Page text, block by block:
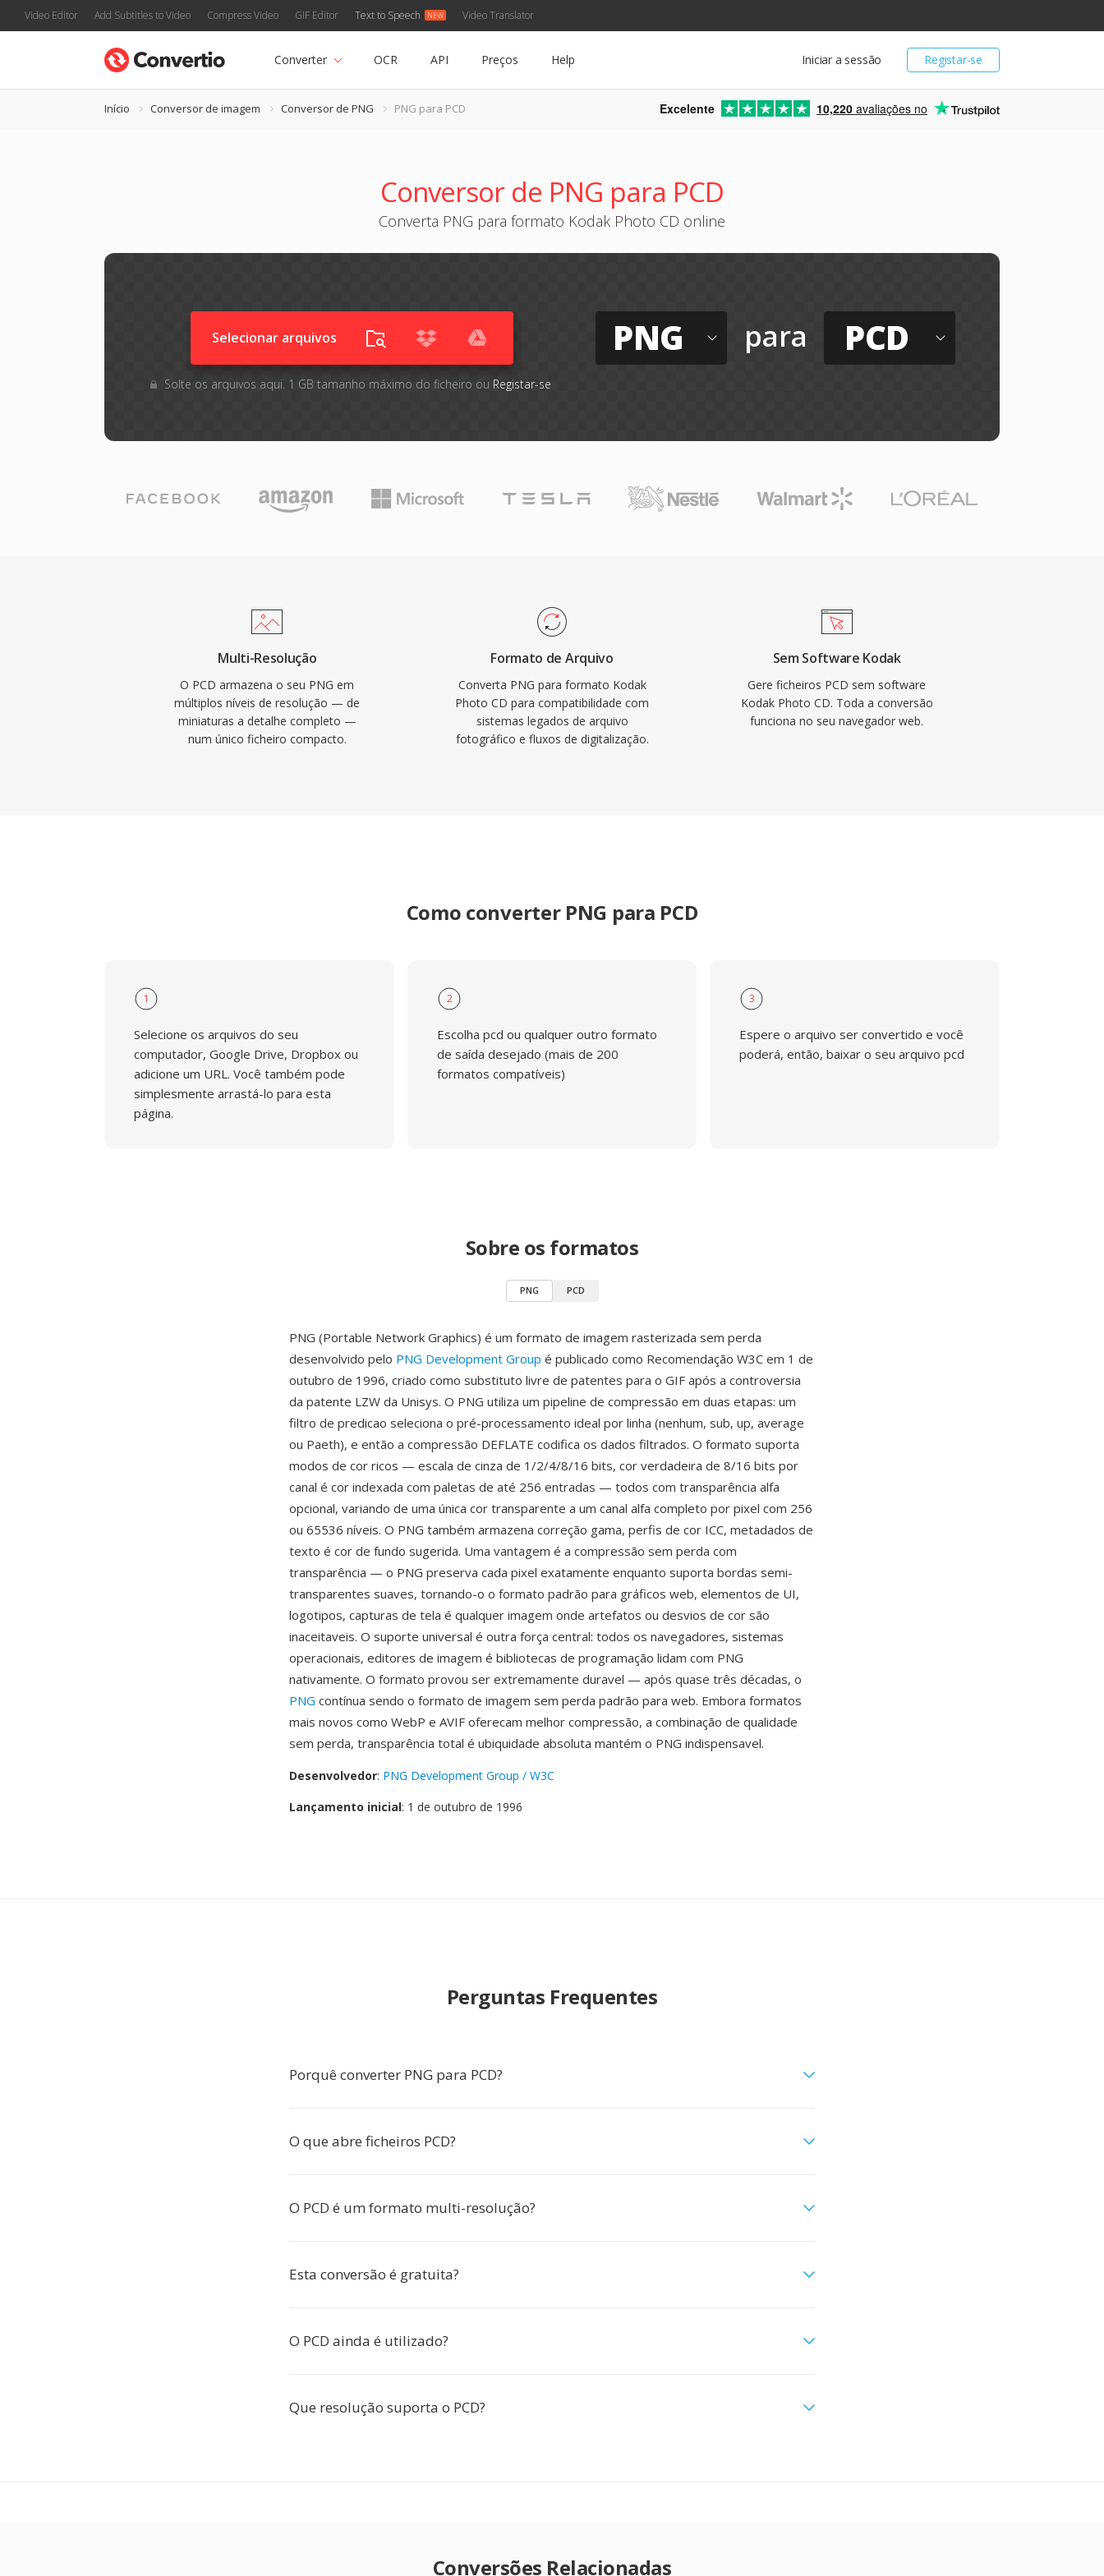
Video Editor Add Subtitles to Video Compress Video GIF Editor Text to Speech Video Translator
Registar-se
Iniciar a sessão
Converter OCR API Preços Help
Início Conversor de imagem Conversor de PNG PNG para PCD Excelente 10,220 avaliações no
Conversor de PNG para PCD
Converta PNG para formato Kodak Photo CD online
Selecionar arquivos
Solte os arquivos aqui. 1 GB tamanho máximo do ficheiro ou Registar-se
PNG para PCD
Multi-Resolução
O PCD armazena o seu PNG em
múltiplos níveis de resolução — de
miniaturas a detalhe completo —
num único ficheiro compacto.
Formato de Arquivo
Converta PNG para formato Kodak
Photo CD para compatibilidade com
sistemas legados de arquivo
fotográfico e fluxos de digitalização.
Sem Software Kodak
Gere ficheiros PCD sem software
Kodak Photo CD. Toda a conversão
funciona no seu navegador web.
Como converter PNG para PCD
1
Selecione os arquivos do seu
computador, Google Drive, Dropbox ou
adicione um URL. Você também pode
simplesmente arrastá-lo para esta
página.
2
Escolha pcd ou qualquer outro formato
de saída desejado (mais de 200
formatos compatíveis)
3
Espere o arquivo ser convertido e você
poderá, então, baixar o seu arquivo pcd
Sobre os formatos
PNG PCD
PNG (Portable Network Graphics) é um formato de imagem rasterizada sem perda
desenvolvido pelo PNG Development Group é publicado como Recomendação W3C em 1 de
outubro de 1996, criado como substituto livre de patentes para o GIF após a controversia
da patente LZW da Unisys. O PNG utiliza um pipeline de compressão em duas etapas: um
filtro de predicao seleciona o pré-processamento ideal por linha (nenhum, sub, up, average
ou Paeth), e então a compressão DEFLATE codifica os dados filtrados. O formato suporta
modos de cor ricos — escala de cinza de 1/2/4/8/16 bits, cor verdadeira de 8/16 bits por
canal é cor indexada com paletas de até 256 entradas — todos com transparência alfa
opcional, variando de uma única cor transparente a um canal alfa completo por pixel com 256
ou 65536 níveis. O PNG também armazena correção gama, perfis de cor ICC, metadados de
texto é cor de fundo sugerida. Uma vantagem é a compressão sem perda com
transparência — o PNG preserva cada pixel exatamente enquanto suporta bordas semi-
transparentes suaves, tornando-o o formato padrão para gráficos web, elementos de UI,
logotipos, capturas de tela é qualquer imagem onde artefatos ou desvios de cor são
inaceitaveis. O suporte universal é outra força central: todos os navegadores, sistemas
operacionais, editores de imagem é bibliotecas de programação lidam com PNG
nativamente. O formato provou ser extremamente duravel — após quase três décadas, o
PNG contínua sendo o formato de imagem sem perda padrão para web. Embora formatos
mais novos como WebP e AVIF oferecam melhor compressão, a combinação de qualidade
sem perda, transparência total é ubiquidade absoluta mantém o PNG indispensavel.
Desenvolvedor: PNG Development Group / W3C
Lançamento inicial: 1 de outubro de 1996
Perguntas Frequentes
Porquê converter PNG para PCD?
O que abre ficheiros PCD?
O PCD é um formato multi-resolução?
Esta conversão é gratuita?
O PCD ainda é utilizado?
Que resolução suporta o PCD?
Conversões Relacionadas